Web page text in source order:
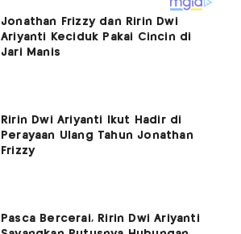
Jonathan Frizzy dan Ririn Dwi
Ariyanti Keciduk Pakai Cincin di
Jari Manis
Ririn Dwi Ariyanti Ikut Hadir di
Perayaan Ulang Tahun Jonathan
Frizzy
Pasca Bercerai, Ririn Dwi Ariyanti